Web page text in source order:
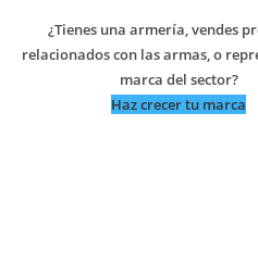
¿Tienes una armería, vendes
relacionados con las armas, o
marca del sector?
Haz crecer tu marca